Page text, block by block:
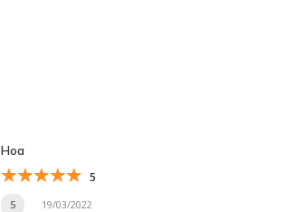
Hoa
5
5 19/03/2022